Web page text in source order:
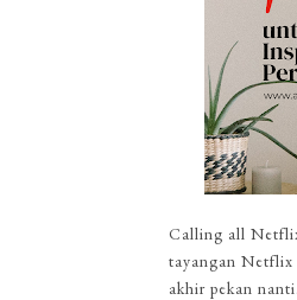
Calling all
tayangan Netflix
akhir pekan